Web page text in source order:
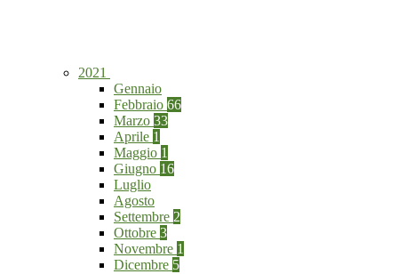
2021
Gennaio
Febbraio 66
Marzo 33
Aprile 1
Maggio 1
Giugno 16
Luglio
Agosto
Settembre 2
Ottobre 3
Novembre 1
Dicembre 5